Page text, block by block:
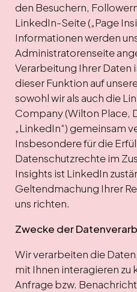
den Besuchern,
LinkedIn-Seite („Page
Informationen werden
Administratorenseite
Verarbeitung Ihrer Daten
dieser Funktion auf
sowohl wir als auch die
Company (Wilton Place,
„LinkedIn“) gemeinsam
Insbesondere für die
Datenschutzrechte im
Insights ist LinkedIn
Geltendmachung Ihrer
uns richten.
Zwecke der
Wir verarbeiten die
mit Ihnen interagieren zu
Anfrage bzw.